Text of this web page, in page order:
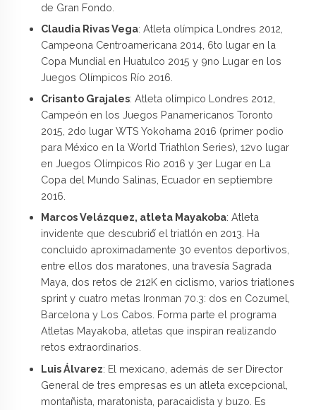
de Gran Fondo.
Claudia Rivas Vega: Atleta olímpica Londres 2012,
Campeona Centroamericana 2014, 6to lugar en la
Copa Mundial en Huatulco 2015 y 9no Lugar en los
Juegos Olímpicos Río 2016.
Crisanto Grajales: Atleta olímpico Londres 2012,
Campeón en los Juegos Panamericanos Toronto
2015, 2do lugar WTS Yokohama 2016 (primer podio
para México en la World Triathlon Series), 12vo lugar
en Juegos Olímpicos Rio 2016 y 3er Lugar en La
Copa del Mundo Salinas, Ecuador en septiembre
2016.
Marcos Velázquez, atleta Mayakoba: Atleta
invidente que descubrió́ el triatlón en 2013. Ha
concluido aproximadamente 30 eventos deportivos,
entre ellos dos maratones, una travesía Sagrada
Maya, dos retos de 212K en ciclismo, varios triatlones
sprint y cuatro metas Ironman 70.3: dos en Cozumel,
Barcelona y Los Cabos. Forma parte el programa
Atletas Mayakoba, atletas que inspiran realizando
retos extraordinarios.
Luis Álvarez: El mexicano, además de ser Director
General de tres empresas es un atleta excepcional,
montañista, maratonista, paracaidista y buzo. Es